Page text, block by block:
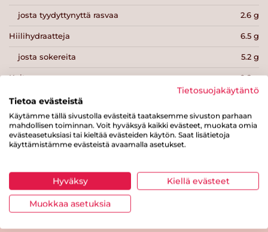
josta tyydyttynyttä rasvaa 2.6 g
Hiilihydraatteja 6.5 g
josta sokereita 5.2 g
Kuitua 0.2 g
Proteiinia
Suolaa 1 g
Tulosta sivu Jaa tuote
Tietosuojakäytäntö
Tietoa evästeistä
Käytämme tällä sivustolla evästeitä taataksemme sivuston parhaan
mahdollisen toiminnan. Voit hyväksyä kaikki evästeet, muokata omia
evästeasetuksiasi tai kieltää evästeiden käytön. Saat lisätietoja
käyttämistämme evästeistä avaamalla asetukset.
Hyväksy Kiellä evästeet
Muokkaa asetuksia